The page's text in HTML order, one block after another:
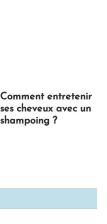
Comment entretenir
ses cheveux avec un
shampoing ?